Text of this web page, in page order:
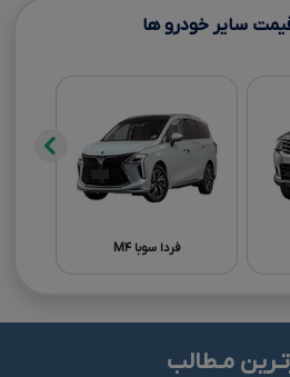
سایر خودرو ها
فردا سوبا M۴
مـطالب